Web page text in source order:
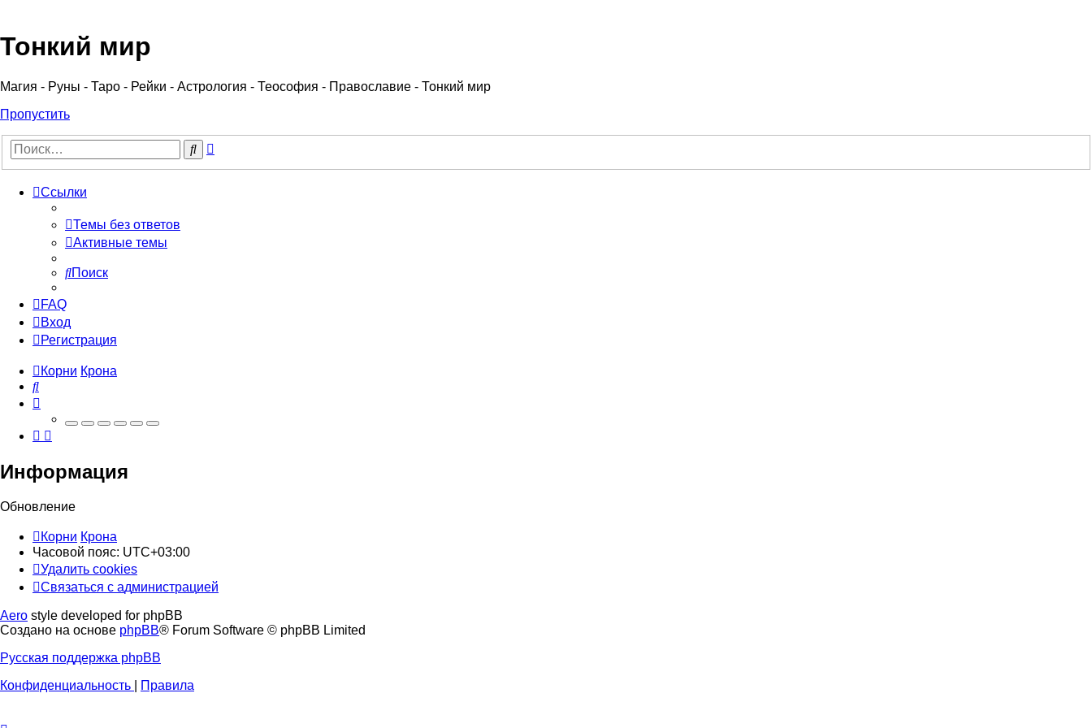
Тонкий мир
Магия - Руны - Таро - Рейки - Астрология - Теософия - Православие - Тонкий мир
Пропустить
Поиск
Ссылки
Темы без ответов
Активные темы
Поиск
FAQ
Вход
Регистрация
Корни Крона
Поиск
Информация
Обновление
Корни Крона
Часовой пояс: UTC+03:00
Удалить cookies
Связаться
администрацией
Связаться с администрацией
Aero style developed for phpBB
Создано на основе phpBB® Forum Software © phpBB Limited
Русская поддержка phpBB
Конфиденциальность
Правила